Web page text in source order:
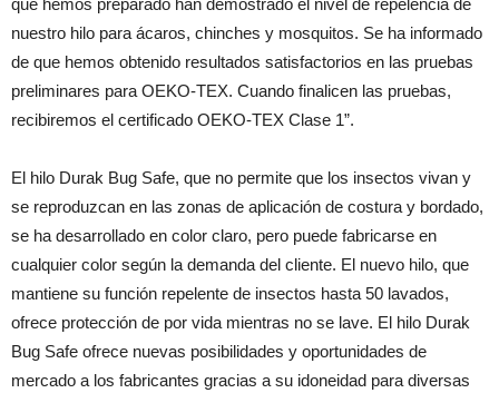
que hemos preparado han demostrado el nivel de repelencia de
nuestro hilo para ácaros, chinches y mosquitos. Se ha informado
de que hemos obtenido resultados satisfactorios en las pruebas
preliminares para OEKO-TEX. Cuando finalicen las pruebas,
recibiremos el certificado OEKO-TEX Clase 1”.
El hilo Durak Bug Safe, que no permite que los insectos vivan y
se reproduzcan en las zonas de aplicación de costura y bordado,
se ha desarrollado en color claro, pero puede fabricarse en
cualquier color según la demanda del cliente. El nuevo hilo, que
mantiene su función repelente de insectos hasta 50 lavados,
ofrece protección de por vida mientras no se lave. El hilo Durak
Bug Safe ofrece nuevas posibilidades y oportunidades de
mercado a los fabricantes gracias a su idoneidad para diversas